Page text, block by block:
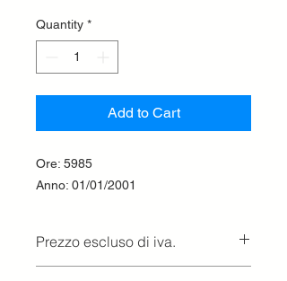
Quantity *
Add to Cart
Ore: 5985
Anno: 01/01/2001
Prezzo escluso di iva.